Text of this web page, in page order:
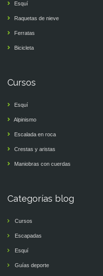
Esquí
Raquetas de nieve
Ferratas
Bicicleta
Cursos
Esquí
Alpinismo
Escalada en roca
Crestas y aristas
Maniobras con cuerdas
Categorías blog
Cursos
Escapadas
Esquí
Guías deporte